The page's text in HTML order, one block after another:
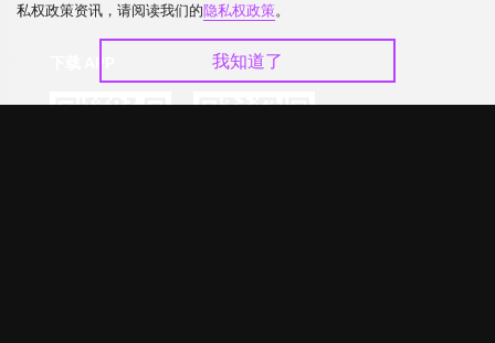
私权政策资讯，请阅读我们的隐私权政策。
我知道了